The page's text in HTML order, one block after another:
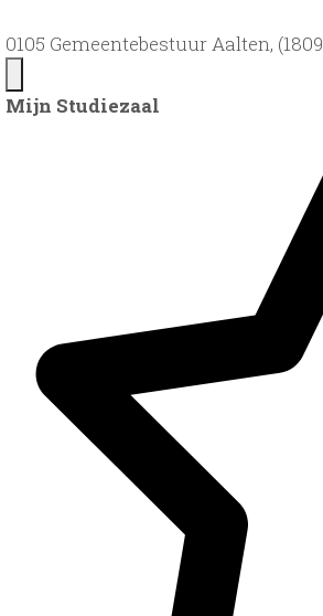
0105 Gemeentebestuur Aalten,
Mijn Studiezaal